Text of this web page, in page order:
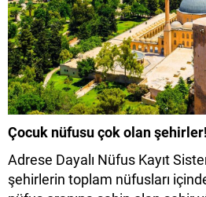
Çocuk nüfusu çok olan şehirler!
Adrese Dayalı Nüfus Kayıt
şehirlerin toplam nüfusları